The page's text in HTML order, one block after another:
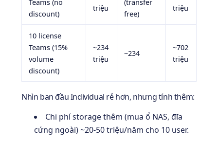
Teams (no
discount)
triệu
(transfer
free)
triệu
10 license
Teams (15%
volume
discount)
~234
triệu
~234
~702
triệu
Nhìn ban đầu Individual rẻ hơn, nhưng tính thêm:
Chi phí storage thêm (mua ổ NAS, đĩa
cứng ngoài) ~20-50 triệu/năm cho 10 user.